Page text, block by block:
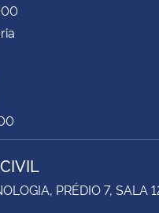
PRÉDIO 7, SALA